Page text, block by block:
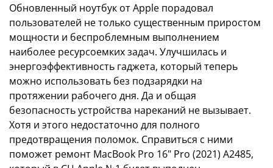
Обновленный ноутбук от Apple порадовал
пользователей не только существенным приростом
мощности и беспроблемным выполнением
наиболее ресурсоемких задач. Улучшилась и
энергоэффективность гаджета, который теперь
можно использовать без подзарядки на
протяжении рабочего дня. Да и общая
безопасность устройства нареканий не вызывает.
Хотя и этого недостаточно для полного
предотвращения поломок. Справиться с ними
поможет ремонт MacBook Pro 16" Pro (2021) А2485,